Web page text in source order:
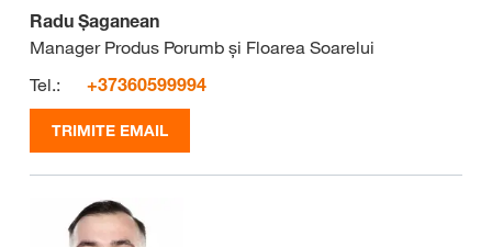
Radu Șaganean
Manager Produs Porumb și Floarea Soarelui
Tel.:
+37360599994
TRIMITE EMAIL